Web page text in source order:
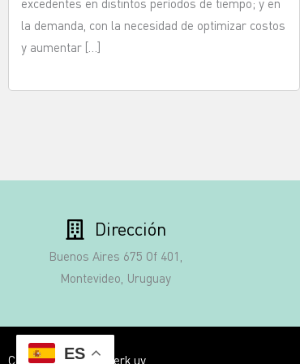
excedentes en distintos períodos de tiempo; y en
la demanda, con la necesidad de optimizar costos
y aumentar […]
Dirección
Buenos Aires 675 Of 401,
Montevideo, Uruguay
Copyright © 2025 clerk.uy
ES